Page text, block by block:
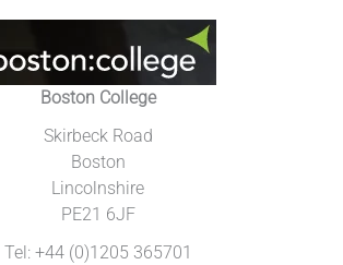
Boston College
Skirbeck Road
Boston
Lincolnshire
PE21 6JF
Tel: +44 (0)1205 365701